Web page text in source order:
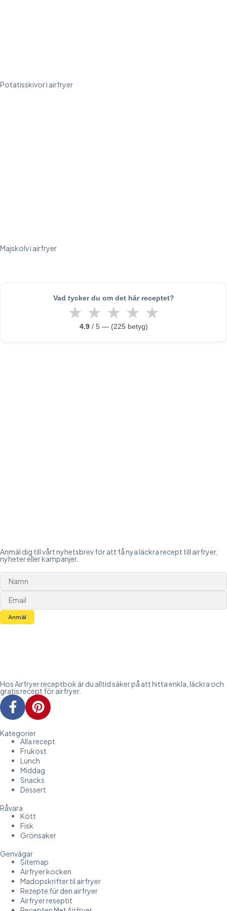
Potatisskivor i airfryer
Majskolv i airfryer
Vad tycker du om det här receptet?
★ ★ ★ ★ ★
4.9/ 5 — (225 betyg)
Anmäl dig till vårt nyhetsbrev för att få nya läckra recept till airfryer,
nyheter eller kampanjer.
Anmäl
Hos Airfryer receptbok är du alltid säker på att hitta enkla, läckra och
gratis recept för airfryer.
Kategorier
Alla recept
Frukost
Lunch
Middag
Snacks
Dessert
Råvara
Kött
Fisk
Grönsaker
Genvägar
Sitemap
Airfryer kocken
Madopskrifter til airfryer
Rezepte für den airfryer
Airfryer reseptit